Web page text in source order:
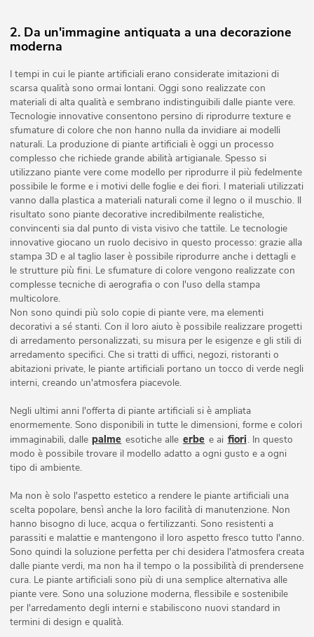
2. Da un'immagine antiquata a una decorazione
moderna
I tempi in cui le piante artificiali erano considerate imitazioni di
scarsa qualità sono ormai lontani. Oggi sono realizzate con
materiali di alta qualità e sembrano indistinguibili dalle piante vere.
Tecnologie innovative consentono persino di riprodurre texture e
sfumature di colore che non hanno nulla da invidiare ai modelli
naturali. La produzione di piante artificiali è oggi un processo
complesso che richiede grande abilità artigianale. Spesso si
utilizzano piante vere come modello per riprodurre il più fedelmente
possibile le forme e i motivi delle foglie e dei fiori. I materiali utilizzati
vanno dalla plastica a materiali naturali come il legno o il muschio. Il
risultato sono piante decorative incredibilmente realistiche,
convincenti sia dal punto di vista visivo che tattile. Le tecnologie
innovative giocano un ruolo decisivo in questo processo: grazie alla
stampa 3D e al taglio laser è possibile riprodurre anche i dettagli e
le strutture più fini. Le sfumature di colore vengono realizzate con
complesse tecniche di aerografia o con l'uso della stampa
multicolore.
Non sono quindi più solo copie di piante vere, ma elementi
decorativi a sé stanti. Con il loro aiuto è possibile realizzare progetti
di arredamento personalizzati, su misura per le esigenze e gli stili di
arredamento specifici. Che si tratti di uffici, negozi, ristoranti o
abitazioni private, le piante artificiali portano un tocco di verde negli
interni, creando un'atmosfera piacevole.
Negli ultimi anni l'offerta di piante artificiali si è ampliata
enormemente. Sono disponibili in tutte le dimensioni, forme e colori
immaginabili, dalle palme esotiche alle erbe e ai fiori. In questo
modo è possibile trovare il modello adatto a ogni gusto e a ogni
tipo di ambiente.
Ma non è solo l'aspetto estetico a rendere le piante artificiali una
scelta popolare, bensì anche la loro facilità di manutenzione. Non
hanno bisogno di luce, acqua o fertilizzanti. Sono resistenti a
parassiti e malattie e mantengono il loro aspetto fresco tutto l'anno.
Sono quindi la soluzione perfetta per chi desidera l'atmosfera creata
dalle piante verdi, ma non ha il tempo o la possibilità di prendersene
cura. Le piante artificiali sono più di una semplice alternativa alle
piante vere. Sono una soluzione moderna, flessibile e sostenibile
per l'arredamento degli interni e stabiliscono nuovi standard in
termini di design e qualità.